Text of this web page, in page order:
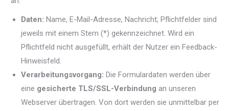
Daten: Name, E-Mail-Adresse, Nachricht; Pflichtfelder sind
jeweils mit einem Stern (*) gekennzeichnet. Wird ein
Pflichtfeld nicht ausgefüllt, erhält der Nutzer ein Feedback-
Hinweisfeld.
Verarbeitungsvorgang: Die Formulardaten werden über
eine gesicherte TLS/SSL-Verbindung an unseren
Webserver übertragen. Von dort werden sie unmittelbar per